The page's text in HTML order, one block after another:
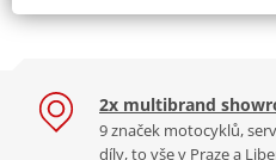
jízdu přes Saharu uprostřed léta.
bunda Adventure X, která má
kombinovanou s vodě odolnou
Světoznámá anglická značkamoto
uživatelů, ale i díky zkušenostem
podmínkách (horko v Africe, chlad
tak propracovala až na samotnou
TRACTECH EVO / 1539
2x multibrand
9 značek motocyklů,
díly, to vše v Praze a